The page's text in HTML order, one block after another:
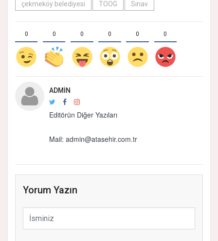
çekmeköy belediyesi
TOOG Sınav
0 0 0 0 0 0
ADMIN
Editörün Diğer Yazıları
Mail: admin@atasehir.com.tr
Yorum Yazın